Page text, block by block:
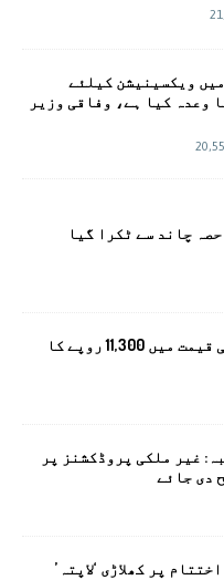
ویکسینیشن کیلئے
کا وعدہ کیا ہے، وفاقی وزیر
چاند سے ٹکرا گیا
پاکستان میں سونے کی قیمت میں 11,300 روپے کا
غیر ملکی پروڈکشنز پر
دی جائے
پر کھلاڑی ‘لاپتہ’